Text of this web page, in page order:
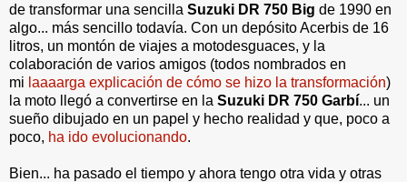
de transformar una sencilla Suzuki DR 750 Big de 1990 en
algo... más sencillo todavía. Con un depósito Acerbis de 16
litros, un montón de viajes a motodesguaces, y la
colaboración de varios amigos (todos nombrados en
mi laaaarga explicación de cómo se hizo la transformación)
la moto llegó a convertirse en la Suzuki DR 750 Garbí... un
sueño dibujado en un papel y hecho realidad y que, poco a
poco, ha ido evolucionando.
Bien... ha pasado el tiempo y ahora tengo otra vida y otras